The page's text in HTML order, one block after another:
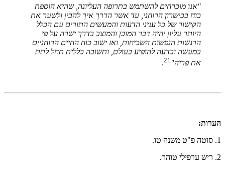
"אנו מוכרחים להשתמש בתרופה העליונה, שהיא הוספת
כוח בכישרון הרוחני, עד אשר הדרך איך להבין ולשער את
הקישור של כל עניני הדעות והמעשים התורים עם הכלל
היותר עליון יהיה דבר המוכן והמוצב בדרך ישרה על פי
הרגשות הנפשות השכיחות, ואז ישוב כוח החיים הרוחניים
במעשה ובדעה להופיע בעולם, ותשובה כללית תחל לתת
את פריה" 21
.
הערות:
1. סוטה פ"ט משנה טו.
2. ריש ערפילי טוהר.